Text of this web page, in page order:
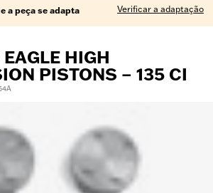
a peça se adapta Verificar a adaptação
HIGH
PISTONS – 135 CI